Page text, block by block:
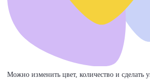
Можно изменить цвет, количество и сделать